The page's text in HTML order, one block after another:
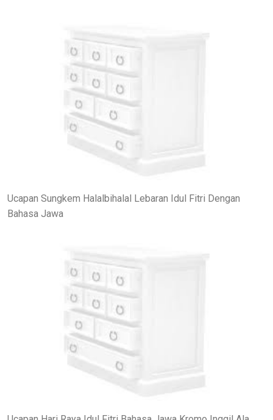
Ucapan Sungkem Halalbihalal Lebaran Idul Fitri Dengan
Bahasa Jawa